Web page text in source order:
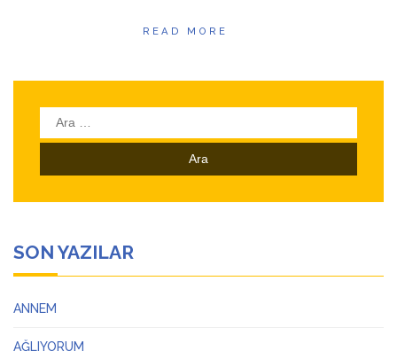
READ MORE
Arama:
SON YAZILAR
ANNEM
AĞLIYORUM